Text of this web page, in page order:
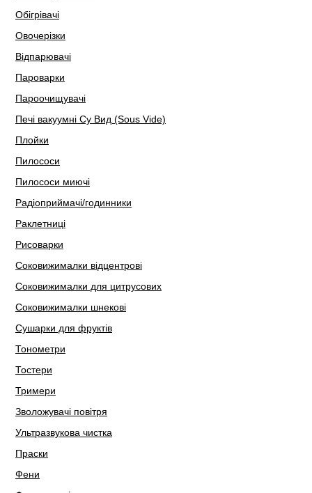
Обігрівачі
Овочерізки
Відпарювачі
Пароварки
Пароочищувачі
Печі вакуумні Су Вид (Sous Vide)
Плойки
Пилососи
Пилососи миючі
Радіоприймачі/годинники
Раклетниці
Рисоварки
Соковижималки відцентрові
Соковижималки для цитрусових
Соковижималки шнекові
Сушарки для фруктів
Тонометри
Тостери
Тримери
Зволожувачі повітря
Ультразвукова чистка
Праски
Фени